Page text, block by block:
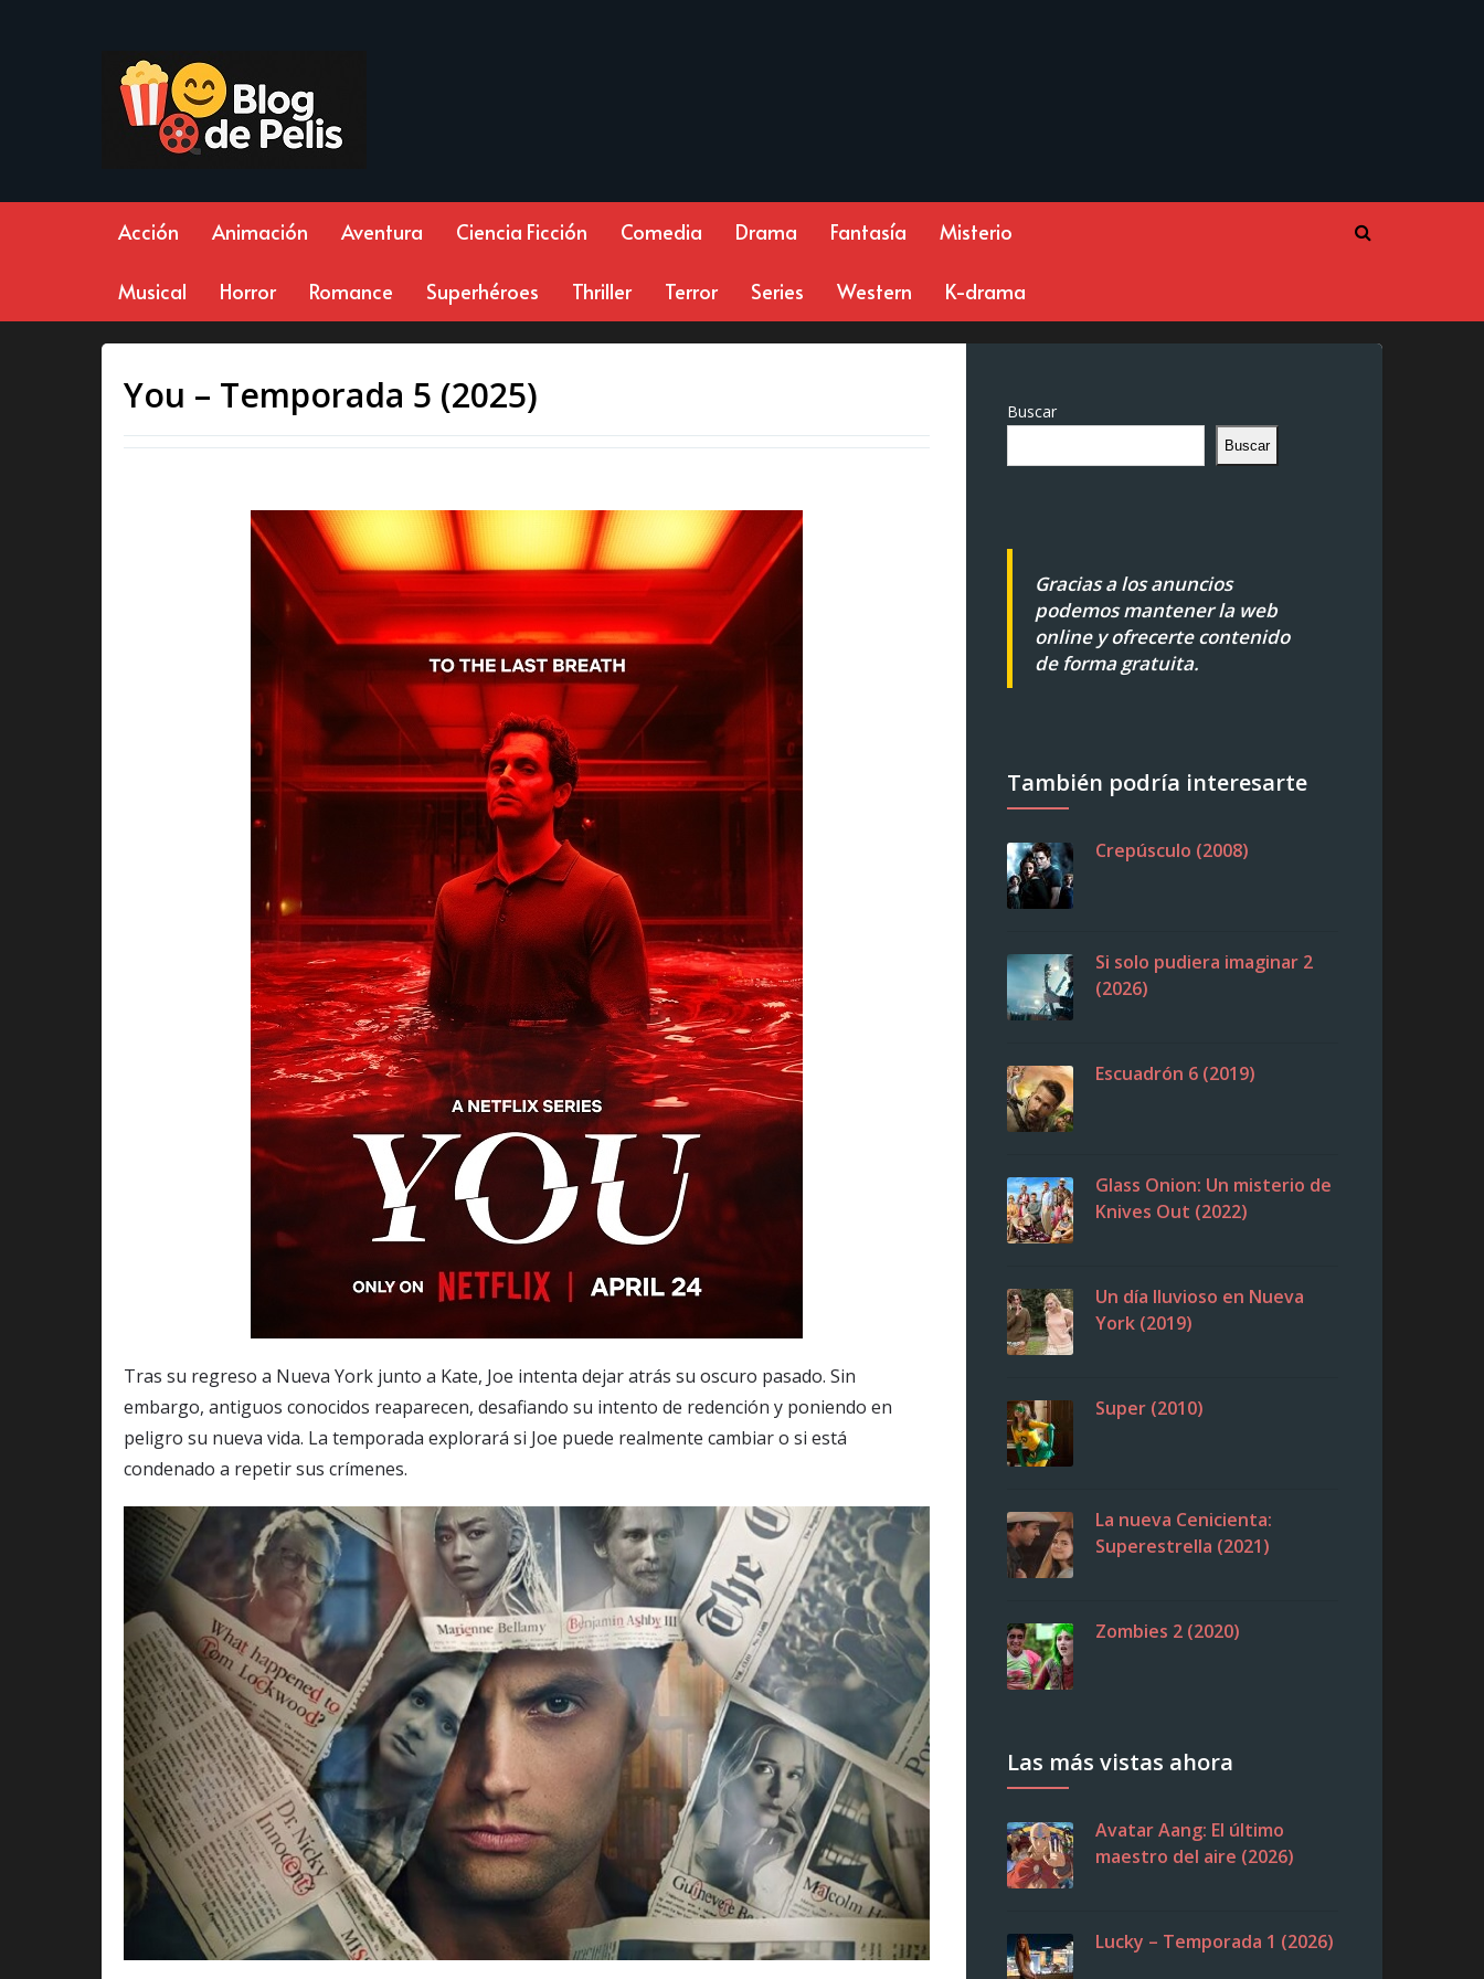
Acción Animación Aventura Ciencia Ficción Comedia Drama Fantasía Misterio
Musical Horror Romance Superhéroes Thriller Terror Series Western K-drama
You – Temporada 5 (2025)
Tras su regreso a Nueva York junto a Kate, Joe intenta dejar atrás su oscuro pasado. Sin
embargo, antiguos conocidos reaparecen, desafiando su intento de redención y poniendo en
peligro su nueva vida. La temporada explorará si Joe puede realmente cambiar o si está
condenado a repetir sus crímenes. ​
Buscar
Buscar
Gracias a los anuncios
podemos mantener la web
online y ofrecerte contenido
de forma gratuita.
También podría interesarte
Crepúsculo (2008)
Si solo pudiera imaginar 2
(2026)
Escuadrón 6 (2019)
Glass Onion: Un misterio de
Knives Out (2022)
Un día lluvioso en Nueva
York (2019)
Super (2010)
La nueva Cenicienta:
Superestrella (2021)
Zombies 2 (2020)
Las más vistas ahora
Avatar Aang: El último
maestro del aire (2026)
Lucky – Temporada 1 (2026)